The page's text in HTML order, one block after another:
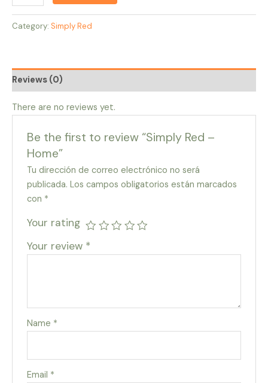
Category: Simply Red
Reviews (0)
There are no reviews yet.
Be the first to review “Simply Red –
Home”
Tu dirección de correo electrónico no será
publicada. Los campos obligatorios están marcados
con *
Your rating
Your review *
Name *
Email *